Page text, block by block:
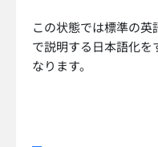
この状態では標準の
で説明する日本語化を
なります。